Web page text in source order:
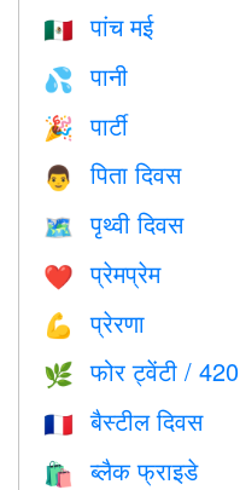
🇲🇽 पांच मई
💦 पानी
🎉 पार्टी
👨 पिता दिवस
🗺️ पृथ्वी दिवस
❤️️ प्रेमप्रेम
💪 प्रेरणा
🌿 फोर ट्वेंटी / 420
🇫🇷 बैस्टील दिवस
🛍 ब्लैक फ्राइडे